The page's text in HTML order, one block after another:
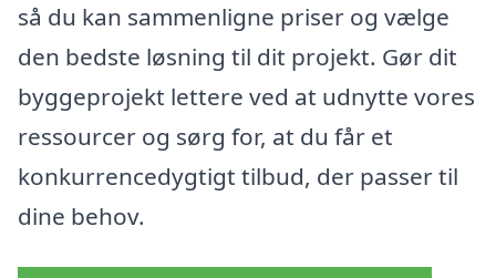
så du kan sammenligne priser og vælge
den bedste løsning til dit projekt. Gør dit
byggeprojekt lettere ved at udnytte vores
ressourcer og sørg for, at du får et
konkurrencedygtigt tilbud, der passer til
dine behov.